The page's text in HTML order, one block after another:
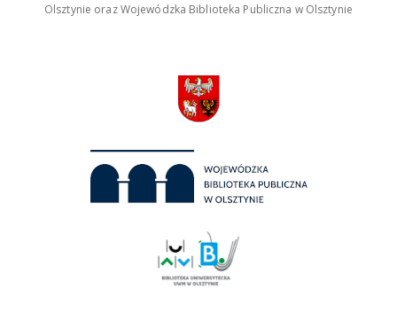
Olsztynie oraz Wojewódzka Biblioteka Publiczna w Olsztynie